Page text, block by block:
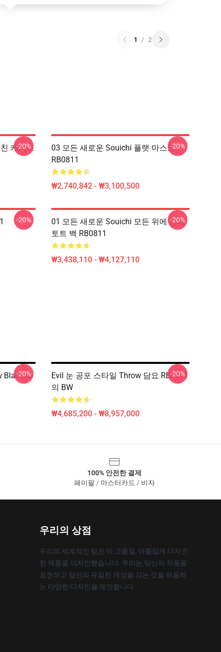
1 / 2
케이스
-20%
03 모든 새로운 Souichi 플랫 마스크
RB0811
₩2,740,842 - ₩3,100,500
-20%
-20%
01 모든 새로운 Souichi 모든 위에 인쇄
토트 백 RB0811
₩3,438,110 - ₩4,127,110
-20%
Blanket
-20%
Evil 눈 공포 스타일 Throw 담요 RB0811
의 BW
₩4,685,200 - ₩8,957,000
-20%
100% 안전한 결제
페이팔 / 마스터카드 / 비자
우리의 상점
우리의 세계적인 팀은 이 고품질, 아름답게 디자인
한 제품을 디자인했습니다. 우리는 당신의 작풍을
표현하고 당신의 유일한 개성을 끄는 것을 허용하
는 다양한 디자인을 제안합니다.